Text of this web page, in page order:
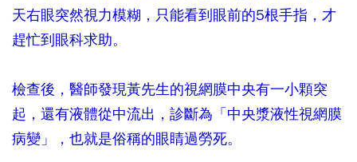
天右眼突然視力模糊，只能看到眼前的5根手指，才
趕忙到眼科求助。
檢查後，醫師發現黃先生的視網膜中央有一小顆突
起，還有液體從中流出，診斷為「中央漿液性視網膜
病變」，也就是俗稱的眼睛過勞死。